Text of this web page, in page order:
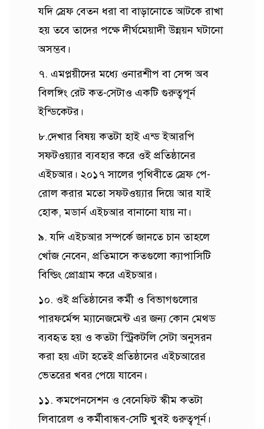
যদি স্রেফ বেতন ধরা বা বাড়ানোতে আটকে রাখা
হয় তবে তাদের পক্ষে দীর্ঘমেয়াদী উন্নয়ন ঘটানো
অসম্ভব।
৭. এমপ্লয়ীদের মধ্যে ওনারশীপ বা সেন্স অব
বিলঙ্গিং রেট কত-সেটাও একটি গুরুত্বপূর্ন
ইন্ডিকেটর।
৮.দেখার বিষয় কতটা হাই এন্ড ইআরপি
সফটওয়্যার ব্যবহার করে ওই প্রতিষ্ঠানের
এইচআর। ২০১৭ সালের পৃথিবীতে স্রেফ পে-
রোল করার মতো সফটওয়্যার দিয়ে আর যাই
হোক, মডার্ন এইচআর বানানো যায় না।
৯. যদি এইচআর সম্পর্কে জানতে চান তাহলে
খোঁজ নেবেন, প্রতিমাসে কতগুলো ক্যাপাসিটি
বিল্ডিং প্রোগ্রাম করে এইচআর।
১০. ওই প্রতিষ্ঠানের কর্মী ও বিভাগগুলোর
পারফর্মেন্স ম্যানেজমেন্ট এর জন্য কোন মেথড
ব্যবহৃত হয় ও কতটা স্ট্রিকটলি সেটা অনুসরন
করা হয় এটা হতেই প্রতিষ্ঠানের এইচআরের
ভেতরের খবর পেয়ে যাবেন।
১১. কমপেনসেশন ও বেনেফিট স্কীম কতটা
লিবারেল ও কর্মীবান্ধব-সেটি খুবই গুরুত্বপূর্ন।